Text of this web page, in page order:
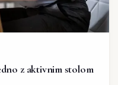
z aktivnim stolom